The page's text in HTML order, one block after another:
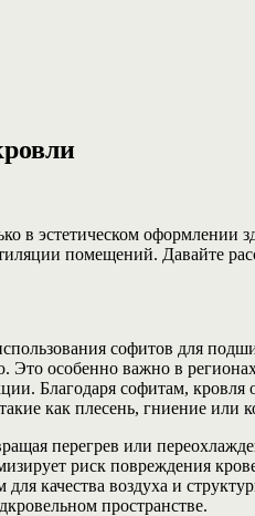
в эстетическом
помещений. Давайте
софитов для
особенно важно в
Благодаря софитам,
как плесень, гниение или
перегрев или
риск повреждения
качества воздуха и
пространстве.